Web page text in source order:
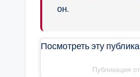
он.
Посмотреть эту
Публикация